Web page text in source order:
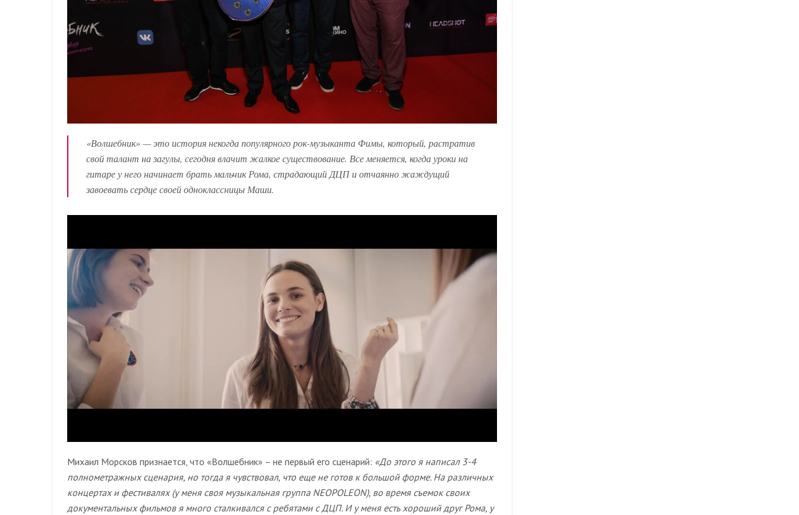
«Волшебник» — это история некогда популярного рок-музыканта Фимы, который, растратив
свой талант на загулы, сегодня влачит жалкое существование. Все меняется, когда уроки на
гитаре у него начинает брать мальчик Рома, страдающий ДЦП и отчаянно жаждущий
завоевать сердце своей одноклассницы Маши.
Михаил Морсков признается, что «Волшебник» – не первый его сценарий: «До этого я написал 3-4
полнометражных сценария, но тогда я чувствовал, что еще не готов к большой форме. На различных
концертах и фестивалях (у меня своя музыкальная группа NEOPOLEON), во время съемок своих
документальных фильмов я много сталкивался с ребятами с ДЦП. И у меня есть хороший друг Рома, у